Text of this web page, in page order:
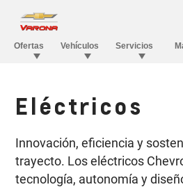
Eléctricos
Innovación, eficiencia y
trayecto. Los eléctricos
tecnología, autonomía y